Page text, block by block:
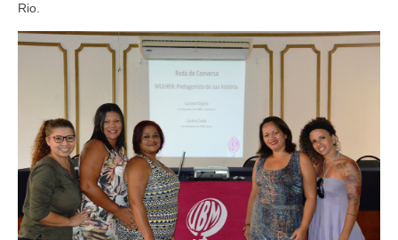
Boletos
Seja um conveniado
COMUNICAÇÃO
PESQUISA 6×1
Rio.